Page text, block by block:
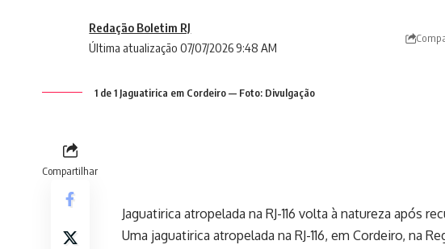
Última atualização 07/07/2026 9:48 AM
Redação Boletim RJ
1 de 1 Jaguatirica em Cordeiro — Foto: Divulgação
Compartilhar
Jaguatirica atropelada na RJ-116 volta à natureza após
Uma jaguatirica atropelada na RJ-116, em Cordeiro, na